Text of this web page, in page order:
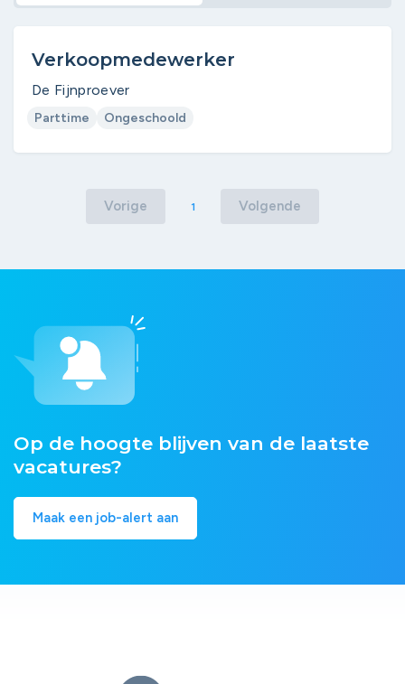
Verkoopmedewerker
De Fijnproever
Parttime Ongeschoold
Vorige 1 Volgende
Op de hoogte blijven van de laatste
vacatures?
Maak een job-alert aan